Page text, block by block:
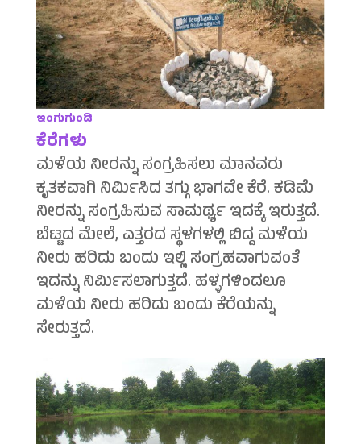
ಇಂಗುಗುಂಡಿ
ಕೆರೆಗಳು
ಮಳೆಯ ನೀರನ್ನು ಸಂಗ್ರಹಿಸಲು ಮಾನವರು
ಕೃತಕವಾಗಿ ನಿರ್ಮಿಸಿದ ತಗ್ಗು ಭಾಗವೇ ಕೆರೆ. ಕಡಿಮೆ
ನೀರನ್ನು ಸಂಗ್ರಹಿಸುವ ಸಾಮರ್ಥ್ಯ ಇದಕ್ಕೆ ಇರುತ್ತದೆ.
ಬೆಟ್ಟದ ಮೇಲೆ, ಎತ್ತರದ ಸ್ಥಳಗಳಲ್ಲಿ ಬಿದ್ದ ಮಳೆಯ
ನೀರು ಹರಿದು ಬಂದು ಇಲ್ಲಿ ಸಂಗ್ರಹವಾಗುವಂತೆ
ಇದನ್ನು ನಿರ್ಮಿಸಲಾಗುತ್ತದೆ. ಹಳ್ಳಗಳಿಂದಲೂ
ಮಳೆಯ ನೀರು ಹರಿದು ಬಂದು ಕೆರೆಯನ್ನು
ಸೇರುತ್ತದೆ.